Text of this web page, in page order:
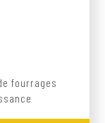
fourrages